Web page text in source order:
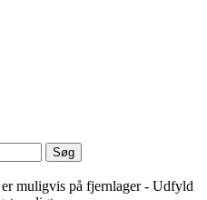
Søg
muligvis på fjernlager - Udfyld